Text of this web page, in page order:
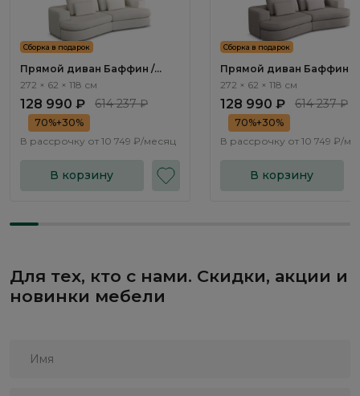
Сборка в подарок
Прямой диван Баффин /
Baffin ММ113.64 с
272 × 62 × 118 см
128 990 ₽ 614 237 ₽
70%+30%
В рассрочку от 10 749 ₽/месяц
В корзину
Сборка в подарок
Прямой диван Баффин /
Baffin ММ113.65 с
272 × 62 × 118 см
128 990 ₽ 614 237 ₽
70%+30%
В рассрочку от 10 749 ₽/
В корзину
Для тех, кто с нами. Скидки, акции и
новинки мебели